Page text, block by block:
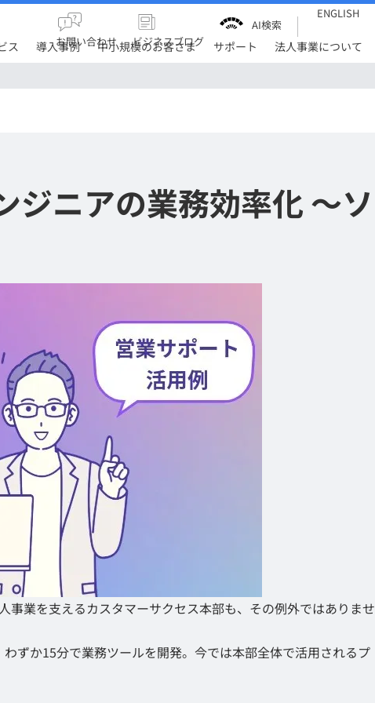
ス 導入事例 中小規模のお客さま サポート 法人事業について
お問い合わせ ビジネスブログ
AI検索
ENGLISH
ニアの業務効率化 ～ソ
業を支えるカスタマーサクセス本部も、その例外ではありませ
わずか15分で業務ツールを開発。今では本部全体で活用されるプ